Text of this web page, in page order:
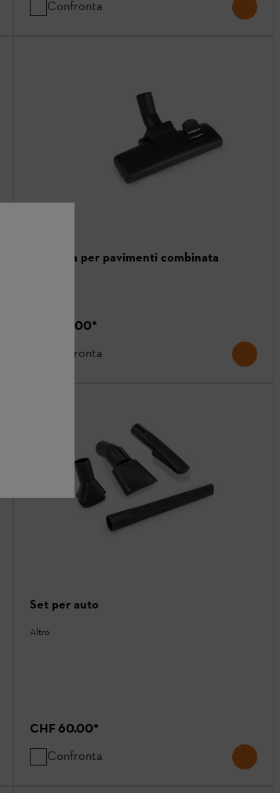
Confronta
Spazzola per pavimenti combinata
CHF 52.00*
Confronta
Set per auto
Altro
CHF 60.00*
Confronta